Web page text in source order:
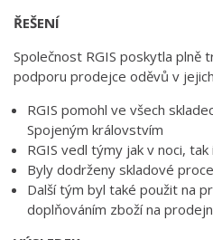
ŘEŠENÍ
Společnost RGIS poskytla plně
podporu prodejce oděvů v
RGIS pomohl ve všech
Spojeným královstvím
RGIS vedl týmy jak v noci, tak
Byly dodrženy skladové
Další tým byl také použit na
doplňováním zboží na